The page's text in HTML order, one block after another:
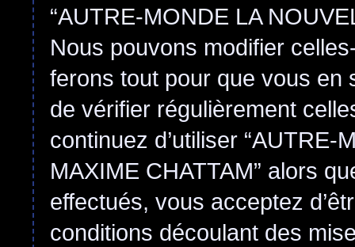
“AUTRE-MONDE LA
Nous pouvons modifier
ferons tout pour que vous en
de vérifier régulièrement
continuez d’utiliser “AUTRE-
MAXIME CHATTAM” alors
effectués, vous acceptez
conditions découlant des